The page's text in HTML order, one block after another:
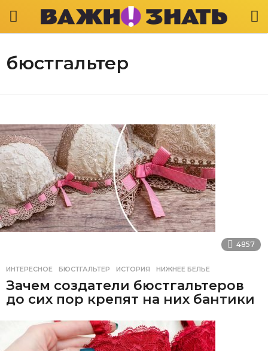
бюстгальтер
4857
ИНТЕРЕСНОЕ БЮСТГАЛЬТЕР ,ИСТОРИЯ ,НИЖНЕЕ БЕЛЬЕ
Зачем создатели бюстгальтеров
до сих пор крепят на них бантики